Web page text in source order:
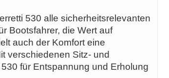
530 alle sicherheitsrelevanten
Bootsfahrer, die Wert auf
auch der Komfort eine
verschiedenen Sitz- und
für Entspannung und Erholung